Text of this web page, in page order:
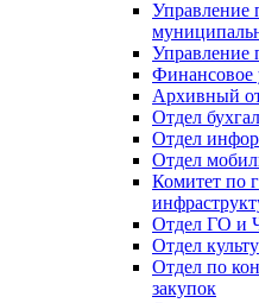
Управление
Управление
Финансовое
Архивный
Отдел
Отдел
Отдел
Комитет по
Отдел ГО и
Отдел
Отдел по
закупок